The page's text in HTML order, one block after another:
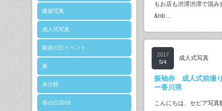
建築写真
成人式写真
敬老の日イベント
春
未分類
母の日2018
もお店も渋滞渋滞で混
&nb…
2017
5/4
成人式写真
振袖赤 成人式前撮
ー香川県
こんにちは、セピア写